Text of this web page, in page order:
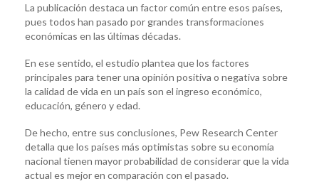
La publicación destaca un factor común entre esos países,
pues todos han pasado por grandes transformaciones
económicas en las últimas décadas.
En ese sentido, el estudio plantea que los factores
principales para tener una opinión positiva o negativa sobre
la calidad de vida en un país son el ingreso económico,
educación, género y edad.
De hecho, entre sus conclusiones, Pew Research Center
detalla que los países más optimistas sobre su economía
nacional tienen mayor probabilidad de considerar que la vida
actual es mejor en comparación con el pasado.